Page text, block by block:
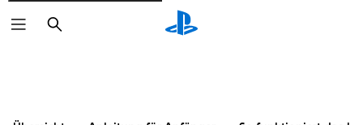
Suchen